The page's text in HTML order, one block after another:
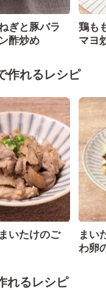
ぎと豚バラ
酢炒め
鶏も
マヨ
作れるレシピ
いたけのご
まい
わ卵
れるレシピ